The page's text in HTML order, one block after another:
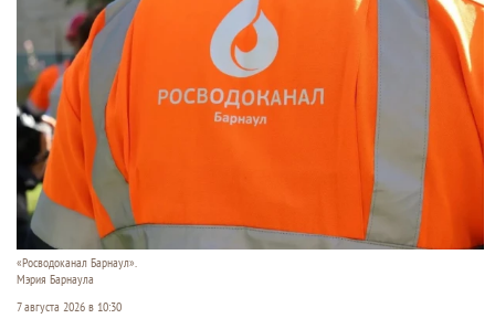
«Росводоканал Барнаул».
Мэрия Барнаула
7 августа 2026 в 10:30